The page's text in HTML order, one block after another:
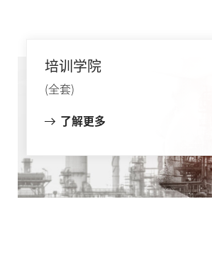
培训学院
(全套)
了解更多